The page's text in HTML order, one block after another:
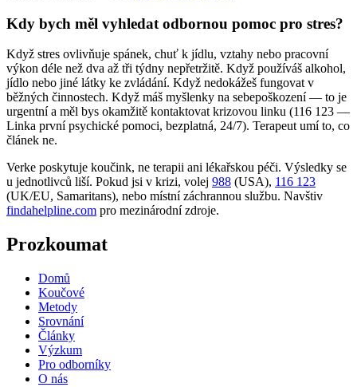
Kdy bych měl vyhledat odbornou pomoc pro stres?
Když stres ovlivňuje spánek, chuť k jídlu, vztahy nebo pracovní
výkon déle než dva až tři týdny nepřetržitě. Když používáš alkohol,
jídlo nebo jiné látky ke zvládání. Když nedokážeš fungovat v
běžných činnostech. Když máš myšlenky na sebepoškození — to je
urgentní a měl bys okamžitě kontaktovat krizovou linku (116 123 —
Linka první psychické pomoci, bezplatná, 24/7). Terapeut umí to, co
článek ne.
Verke poskytuje koučink, ne terapii ani lékařskou péči. Výsledky se
u jednotlivců liší. Pokud jsi v krizi, volej 988 (USA), 116 123
(UK/EU, Samaritans), nebo místní záchrannou službu. Navštiv
findahelpline.com pro mezinárodní zdroje.
Prozkoumat
Domů
Koučové
Metody
Srovnání
Články
Výzkum
Pro odborníky
O nás